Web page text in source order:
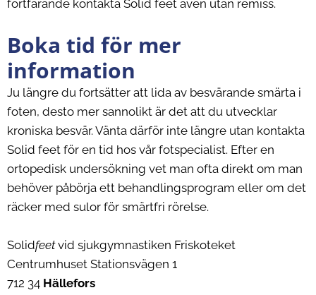
fortfarande kontakta Solid feet även utan remiss.
Boka tid för mer
information
Ju längre du fortsätter att lida av besvärande smärta i
foten, desto mer sannolikt är det att du utvecklar
kroniska besvär. Vänta därför inte längre utan kontakta
Solid feet för en tid hos vår fotspecialist. Efter en
ortopedisk undersökning vet man ofta direkt om man
behöver påbörja ett behandlingsprogram eller om det
räcker med sulor för smärtfri rörelse.
Solidfeetvid sjukgymnastiken Friskoteket
Centrumhuset Stationsvägen 1
712 34 Hällefors